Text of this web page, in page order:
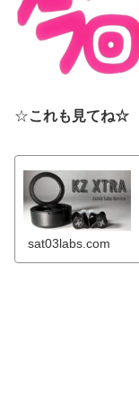
☆これも見てね☆
sat03labs.com